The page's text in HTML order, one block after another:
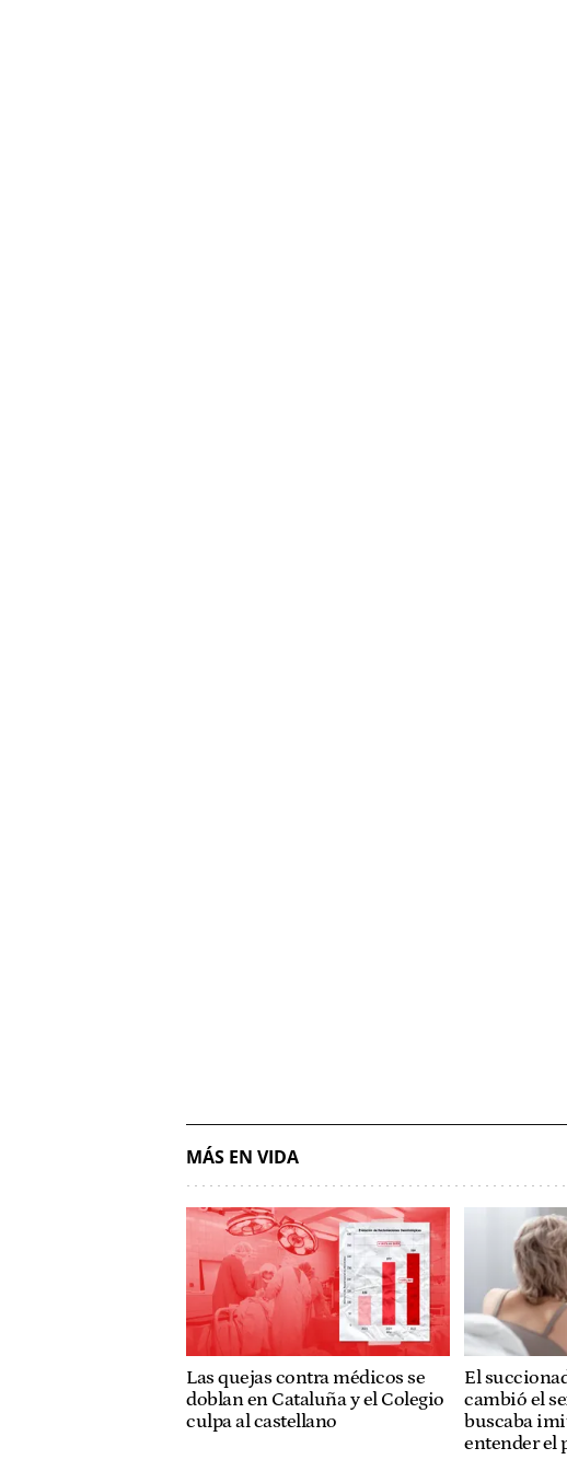
MÁS EN VIDA
Las quejas contra médicos se
doblan en Cataluña y el Colegio
culpa al castellano
El
cambió el
buscaba
entender el